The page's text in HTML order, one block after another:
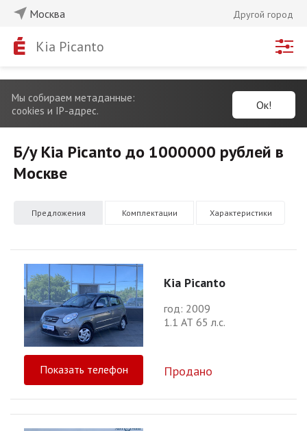
Москва Другой город
Kia Picanto
Мы собираем метаданные:
cookies и IP-адрес.
Ок!
Б/у Kia Picanto до 1000000 рублей в
Москве
Предложения Комплектации Характеристики
Kia Picanto
год: 2009
1.1 АТ 65 л.с.
Показать телефон Продано